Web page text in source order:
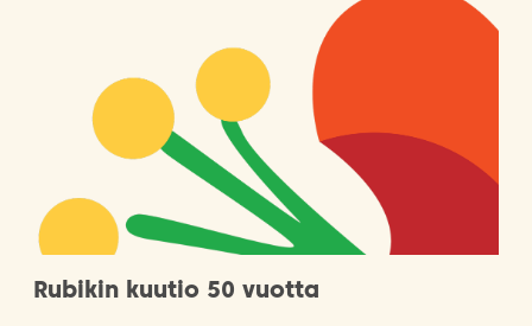
Rubikin kuutio 50 vuotta